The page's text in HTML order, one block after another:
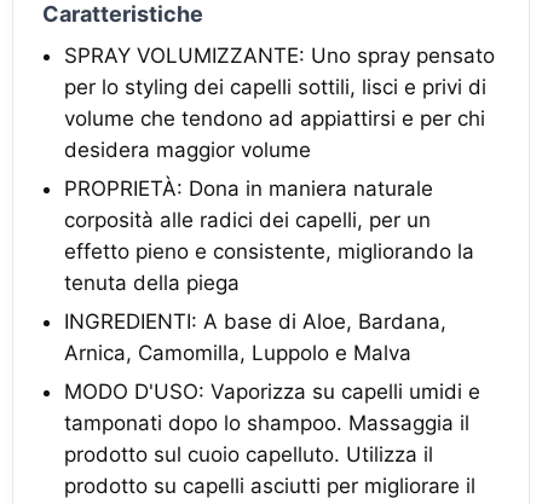
Caratteristiche
SPRAY VOLUMIZZANTE: Uno spray pensato
per lo styling dei capelli sottili, lisci e privi di
volume che tendono ad appiattirsi e per chi
desidera maggior volume
PROPRIETÀ: Dona in maniera naturale
corposità alle radici dei capelli, per un
effetto pieno e consistente, migliorando la
tenuta della piega
INGREDIENTI: A base di Aloe, Bardana,
Arnica, Camomilla, Luppolo e Malva
MODO D'USO: Vaporizza su capelli umidi e
tamponati dopo lo shampoo. Massaggia il
prodotto sul cuoio capelluto. Utilizza il
prodotto su capelli asciutti per migliorare il